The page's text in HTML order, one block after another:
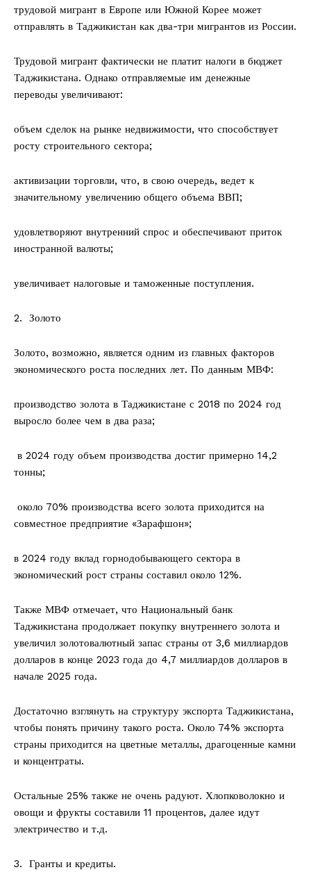
трудовой мигрант в Европе или Южной Корее может
отправлять в Таджикистан как два-три мигрантов из России.
Трудовой мигрант фактически не платит налоги в бюджет
Таджикистана. Однако отправляемые им денежные
переводы увеличивают:
объем сделок на рынке недвижимости, что способствует
росту строительного сектора;
активизации торговли, что, в свою очередь, ведет к
значительному увеличению общего объема ВВП;
удовлетворяют внутренний спрос и обеспечивают приток
иностранной валюты;
увеличивает налоговые и таможенные поступления.
2.⁠ ⁠ Золото
Золото, возможно, является одним из главных факторов
экономического роста последних лет. По данным МВФ:
производство золота в Таджикистане с 2018 по 2024 год
выросло более чем в два раза;
в 2024 году объем производства достиг примерно 14,2
тонны;
около 70% производства всего золота приходится на
совместное предприятие «Зарафшон»;
в 2024 году вклад горнодобывающего сектора в
экономический рост страны составил около 12%.
Также МВФ отмечает, что Национальный банк
Таджикистана продолжает покупку внутреннего золота и
увеличил золотовалютный запас страны от 3,6 миллиардов
долларов в конце 2023 года до 4,7 миллиардов долларов в
начале 2025 года.
Достаточно взглянуть на структуру экспорта Таджикистана,
чтобы понять причину такого роста. Около 74% экспорта
страны приходится на цветные металлы, драгоценные камни
и концентраты.
Остальные 25% также не очень радуют. Хлопковолокно и
овощи и фрукты составили 11 процентов, далее идут
электричество и т.д.
3.⁠ ⁠ Гранты и кредиты.